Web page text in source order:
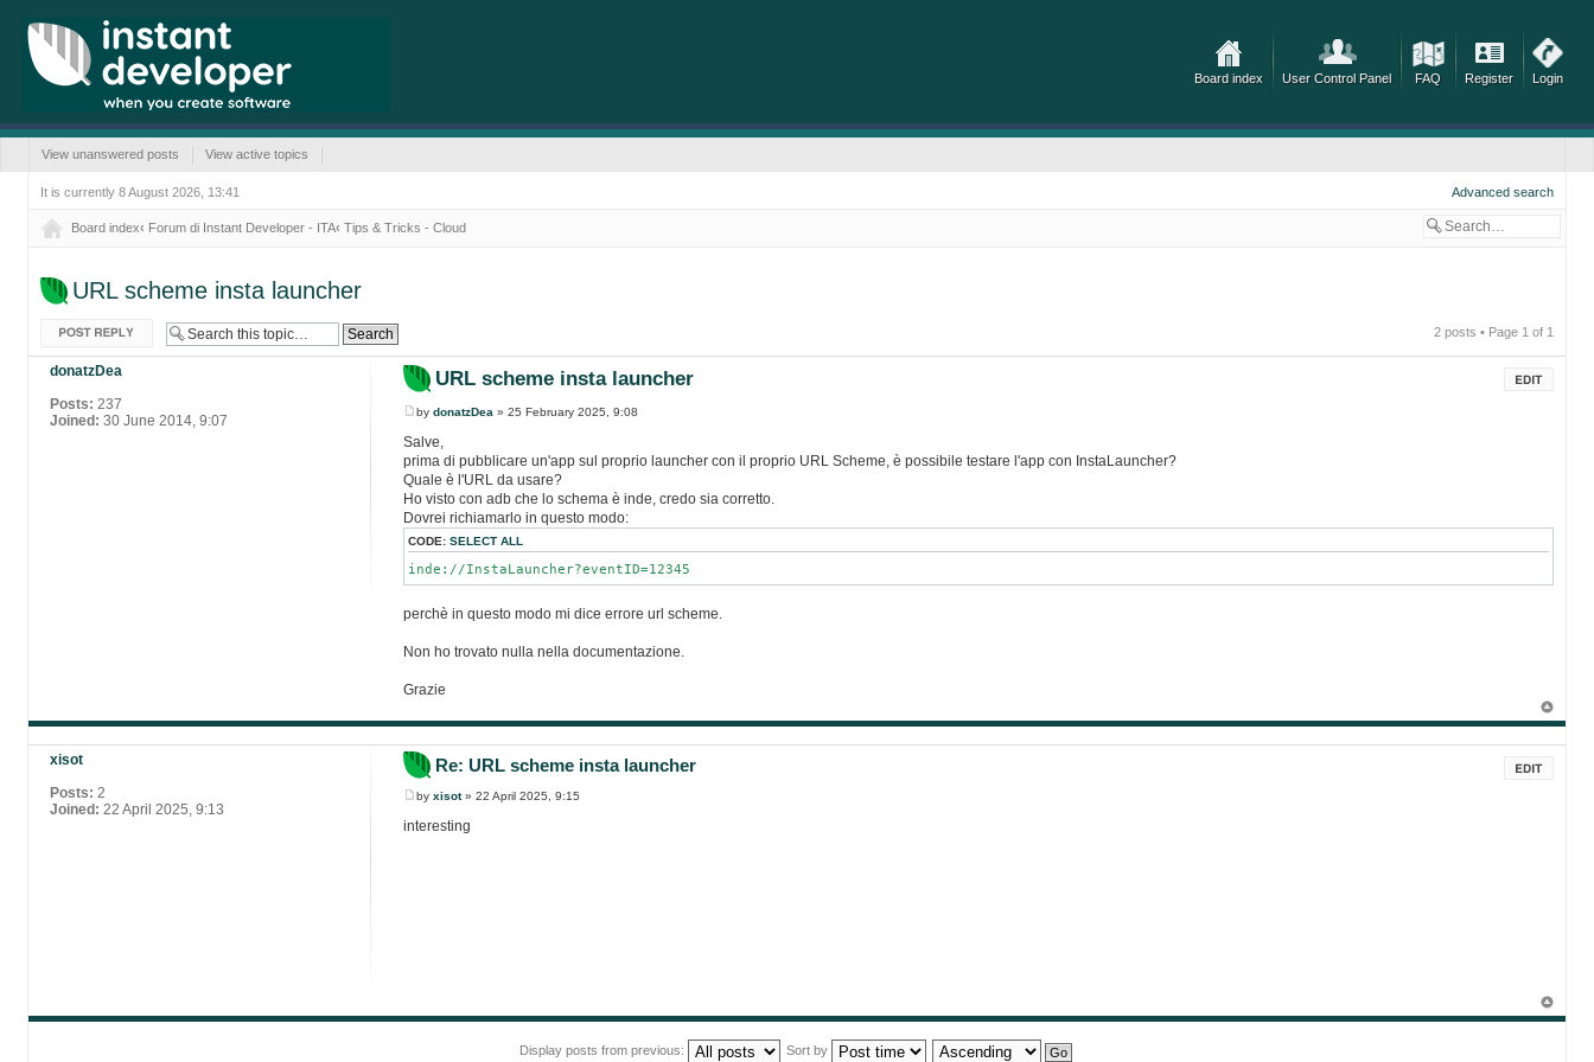
Board index User Control Panel FAQ Register Login
View unanswered posts View active topics
It is currently 8 August 2026, 13:41 Advanced search
Board index‹ Forum di Instant Developer - ITA‹ Tips & Tricks - Cloud
URL scheme insta launcher
Post a reply 2 posts • Page 1 of 1
URL scheme insta launcher
bydonatzDea » 25 February 2025, 9:08
Salve,
prima di pubblicare un'app sul proprio launcher con il proprio URL Scheme, è possibile testare l'app con InstaLauncher?
Quale è l'URL da usare?
Ho visto con adb che lo schema è inde, credo sia corretto.
Dovrei richiamarlo in questo modo:
CODE:SELECT ALL
inde://InstaLauncher?eventID=12345
perchè in questo modo mi dice errore url scheme.
Non ho trovato nulla nella documentazione.
Grazie
donatzDea
Posts: 237
Joined: 30 June 2014, 9:07
Re: URL scheme insta launcher
byxisot» 22 April 2025, 9:15
interesting
xisot
Posts: 2
Joined: 22 April 2025, 9:13
Display posts from previous: Sort by